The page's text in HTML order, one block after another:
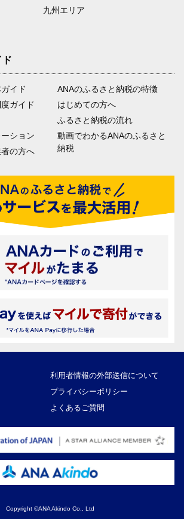
九州エリア
ド
イド
ガイド
ション
の方へ
ANAのふるさと納税の特徴
はじめての方へ
ふるさと納税の流れ
動画でわかるANAのふるさと
納税
利用者情報の外部送信について
プライバシーポリシー
よくあるご質問
Copyright ©ANA Akindo Co., Ltd